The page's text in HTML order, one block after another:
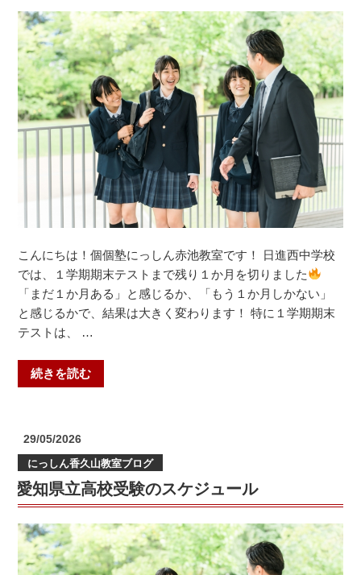
が
近
づ
い
て
き
ま
こんにちは！個個塾にっしん赤池教室です！ 日進西中学校
では、１学期期末テストまで残り１か月を切りました
「まだ１か月ある」と感じるか、「もう１か月しかない」
と感じるかで、結果は大きく変わります！ 特に１学期期末
テストは、 …
“１
学
テ
ス
ト
ま
で
残
続きを読む
投
日:
29/05/2026
にっしん香久山教室ブログ
愛知県立高校受験のスケジュール